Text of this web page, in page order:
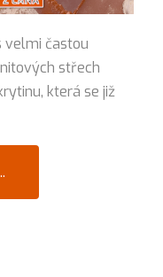
velmi častou
střech
která se již